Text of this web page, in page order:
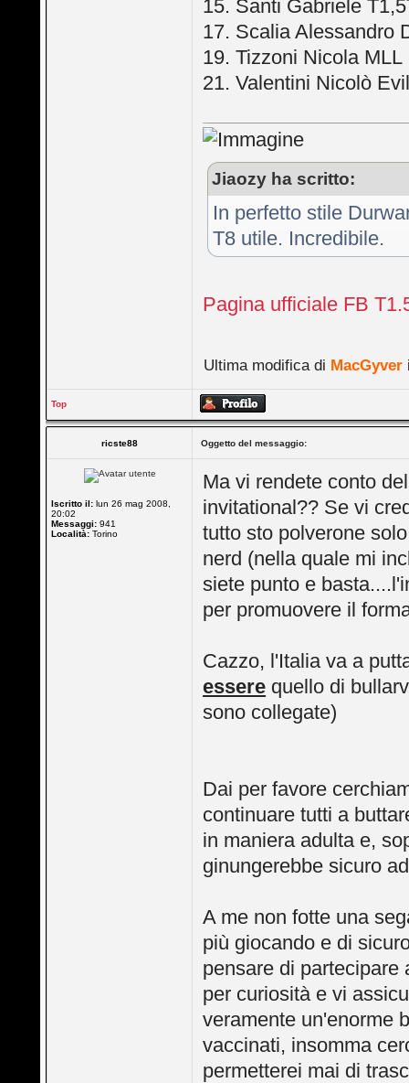
15. Santi Gabriele
17. Scalia Alessandro
19. Tizzoni Nicola MLL
21. Valentini Nicolò
Jiaozy ha scritto:
In perfetto stile
T8 utile. Incredibile.
Pagina ufficiale FB
Ultima modifica di MacGyver
Top
ricste88 Oggetto del messaggio:
Iscritto il: lun 26 mag 2008,
20:02
Messaggi: 941
Località: Torino
Ma vi rendete conto
invitational?? Se vi
tutto sto polverone
nerd (nella quale mi
siete punto e
per promuovere il
Cazzo, l'Italia va a
essere quello di
sono collegate)
Dai per favore
continuare tutti a
in maniera adulta e,
ginungerebbe sicuro
A me non fotte una
più giocando e di
pensare di partecipare
per curiosità e vi
veramente un'enorme
vaccinati, insomma
permetterei mai di